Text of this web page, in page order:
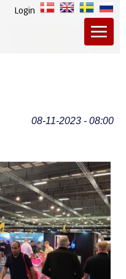
Login
08-11-2023 - 08:00